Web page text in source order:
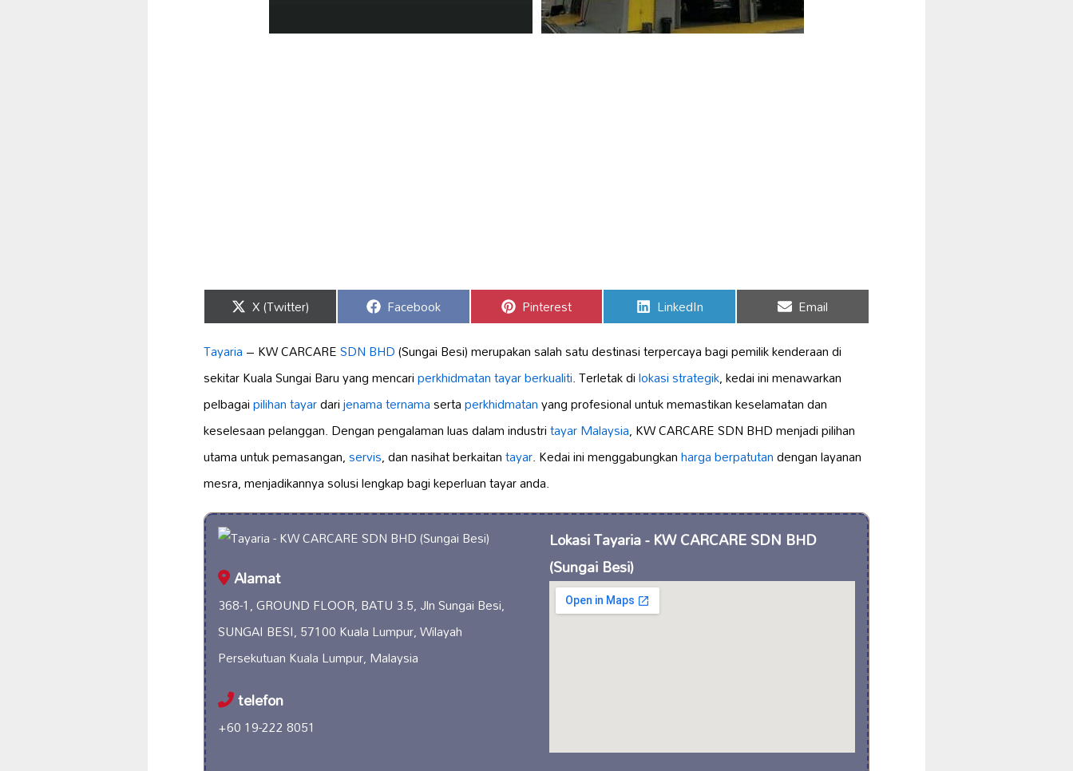
Share
on
X (Twitter) Share
on
Facebook Share
on
Pinterest Share
on
LinkedIn Share
on
Email
Tayaria– KW CARCARESDN BHD(Sungai Besi) merupakan salah satu destinasi terpercaya bagi pemilik kenderaan di
sekitar Kuala Sungai Baru yang mencariperkhidmatan tayar berkualiti. Terletak dilokasi strategik, kedai ini menawarkan
pelbagaipilihan tayardarijenama ternamasertaperkhidmatanyang profesional untuk memastikan keselamatan dan
keselesaan pelanggan. Dengan pengalaman luas dalam industritayar Malaysia, KW CARCARE SDN BHD menjadi pilihan
utama untuk pemasangan,servis, dan nasihat berkaitantayar. Kedai ini menggabungkanharga berpatutandengan layanan
mesra, menjadikannya solusi lengkap bagi keperluan tayar anda.
Alamat
368-1, GROUND FLOOR, BATU 3.5, Jln Sungai Besi,
SUNGAI BESI, 57100 Kuala Lumpur, Wilayah
Persekutuan Kuala Lumpur, Malaysia
telefon
+60 19-222 8051
Lokasi Tayaria - KW CARCARE SDN BHD
(Sungai Besi)